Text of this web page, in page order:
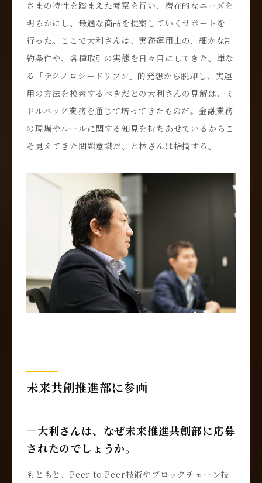
さまの特性を踏まえた考察を行い、潜在的なニーズを
明らかにし、最適な商品を提案していくサポートを
行った。ここで大利さんは、実務運用上の、細かな制
約条件や、各種取引の実態を日々目にしてきた。単な
る「テクノロジードリブン」的発想から脱却し、実運
用の方法を模索するべきだとの大利さんの見解は、ミ
ドルバック業務を通じて培ってきたものだ。金融業務
の現場やルールに関する知見を持ちあせているからこ
そ見えてきた問題意識だ、と林さんは指摘する。
未来共創推進部に参画
―大利さんは、なぜ未来推進共創部に応募
されたのでしょうか。
もともと、Peer to Peer技術やブロックチェーン技